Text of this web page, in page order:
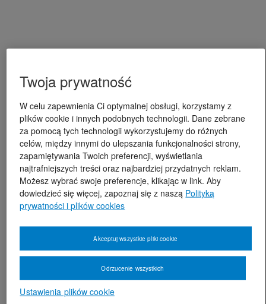
Twoja prywatność
W celu zapewnienia Ci optymalnej obsługi, korzystamy z
plików cookie i innych podobnych technologii. Dane zebrane
za pomocą tych technologii wykorzystujemy do różnych
celów, między innymi do ulepszania funkcjonalności strony,
zapamiętywania Twoich preferencji, wyświetlania
najtrafniejszych treści oraz najbardziej przydatnych reklam.
Możesz wybrać swoje preferencje, klikając w link. Aby
dowiedzieć się więcej, zapoznaj się z naszą Polityką
prywatności i plików cookies
Ustawienia plików cookie
Odrzucenie wszystkich
Akceptuj wszystkie pliki cookie